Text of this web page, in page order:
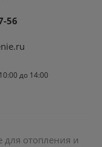
56
до 14:00
для отопления и